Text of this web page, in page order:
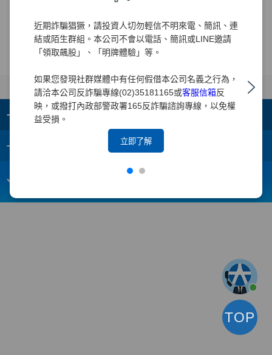
近期詐騙猖獗，請投資人切勿輕信不明來電、簡訊、連
結或陌生群組。本公司不會以電話、簡訊或LINE邀請
「領取飆股」、「明牌體驗」等。
如果您發現社群媒體中有任何假借本公司名義之行為，
請洽本公司反詐騙專線(02)35181165或客服信箱反
映，或撥打內政部警政署165反詐騙諮詢專線，以免權
益受損。
立即了解
+ 集團成員
+
webmaster@yuanta.com
TOP